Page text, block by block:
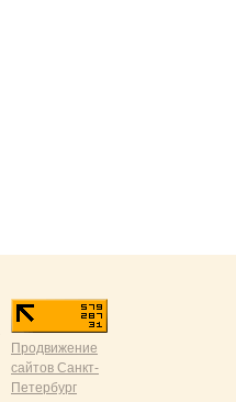
Продвижение
сайтов Санкт-
Петербург